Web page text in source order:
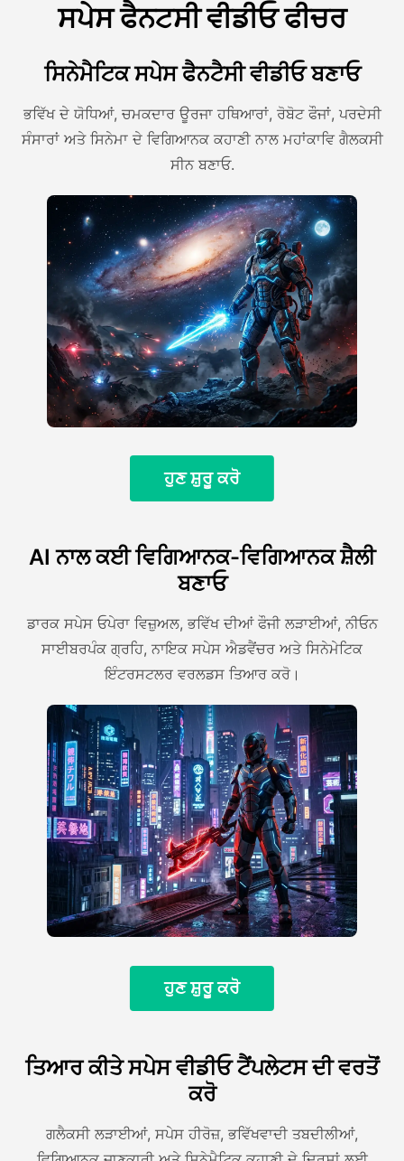
ਸਪੇਸ ਫੈਨਟਸੀ ਵੀਡੀਓ ਫੀਚਰ
ਸਿਨੇਮੈਟਿਕ ਸਪੇਸ ਫੈਨਟੈਸੀ ਵੀਡੀਓ ਬਣਾਓ
ਭਵਿੱਖ ਦੇ ਯੋਧਿਆਂ, ਚਮਕਦਾਰ ਊਰਜਾ ਹਥਿਆਰਾਂ, ਰੋਬੋਟ ਫੌਜਾਂ, ਪਰਦੇਸੀ
ਸੰਸਾਰਾਂ ਅਤੇ ਸਿਨੇਮਾ ਦੇ ਵਿਗਿਆਨਕ ਕਹਾਣੀ ਨਾਲ ਮਹਾਂਕਾਵਿ ਗੈਲਕਸੀ
ਸੀਨ ਬਣਾਓ.
ਹੁਣ ਸ਼ੁਰੂ ਕਰੋ
AI ਨਾਲ ਕਈ ਵਿਗਿਆਨਕ-ਵਿਗਿਆਨਕ ਸ਼ੈਲੀ
ਬਣਾਓ
ਡਾਰਕ ਸਪੇਸ ਓਪੇਰਾ ਵਿਜ਼ੁਅਲ, ਭਵਿੱਖ ਦੀਆਂ ਫੌਜੀ ਲੜਾਈਆਂ, ਨੀਓਨ
ਸਾਈਬਰਪੰਕ ਗ੍ਰਹਿ, ਨਾਇਕ ਸਪੇਸ ਐਡਵੈਂਚਰ ਅਤੇ ਸਿਨੇਮੇਟਿਕ
ਇੰਟਰਸਟਲਰ ਵਰਲਡਸ ਤਿਆਰ ਕਰੋ।
ਹੁਣ ਸ਼ੁਰੂ ਕਰੋ
ਤਿਆਰ ਕੀਤੇ ਸਪੇਸ ਵੀਡੀਓ ਟੈਂਪਲੇਟਸ ਦੀ ਵਰਤੋਂ
ਕਰੋ
ਗਲੈਕਸੀ ਲੜਾਈਆਂ, ਸਪੇਸ ਹੀਰੋਜ਼, ਭਵਿੱਖਵਾਦੀ ਤਬਦੀਲੀਆਂ,